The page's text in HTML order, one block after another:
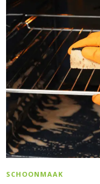
SCHOONMAAK